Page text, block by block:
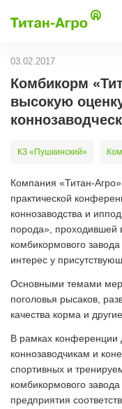
03.02.2017
Комбикорм
высокую
КЗ «Пушкинский»
Компания «Титан-
практической
коннозаводства и
порода», проходившей
комбикормового
интерес у
Основными темами
поголовья рысаков,
качества корма и другие.
В рамках конференции
коннозаводчикам и
спортивных и
комбикормового
предприятия